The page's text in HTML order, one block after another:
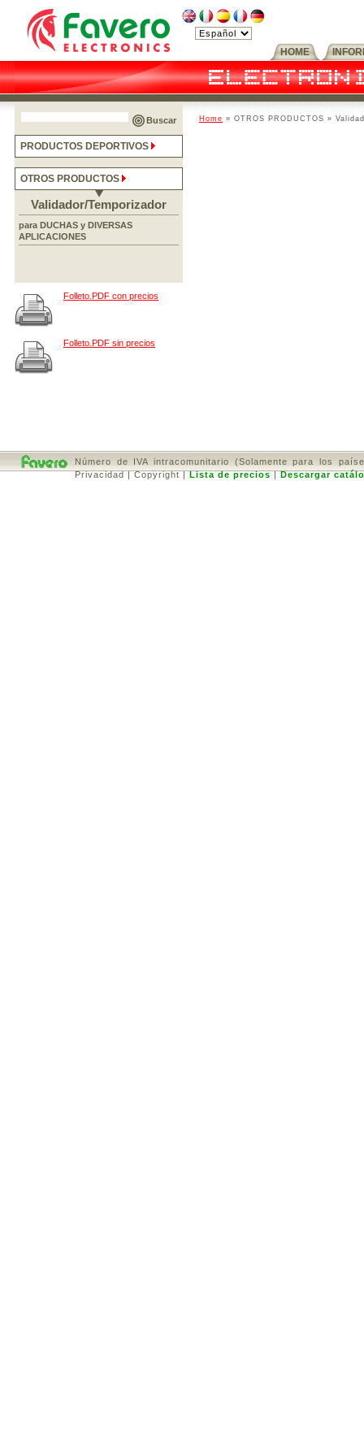
HOME
Home » OTROS PRODUCTOS »
Buscar
PRODUCTOS DEPORTIVOS
OTROS PRODUCTOS
Validador/Temporizador
para DUCHAS y DIVERSAS
APLICACIONES
Folleto.PDF con precios
Folleto.PDF sin precios
Número de IVA intracomunitario (Solamente para los
Privacidad|Copyright|Lista de precios|Descargar